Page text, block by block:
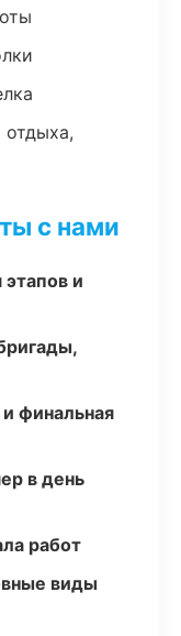
с нами
и
финальная
в день
работ
виды